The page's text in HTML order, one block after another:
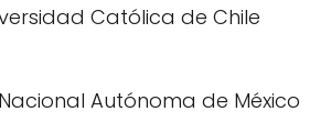
Católica de Chile
Autónoma de México